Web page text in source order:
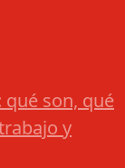
qué son, qué
y